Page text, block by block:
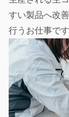
すい製品へ改
行うお仕事です